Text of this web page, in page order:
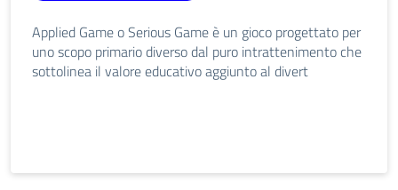
Applied Game o Serious Game è un gioco progettato per
uno scopo primario diverso dal puro intrattenimento che
sottolinea il valore educativo aggiunto al divert